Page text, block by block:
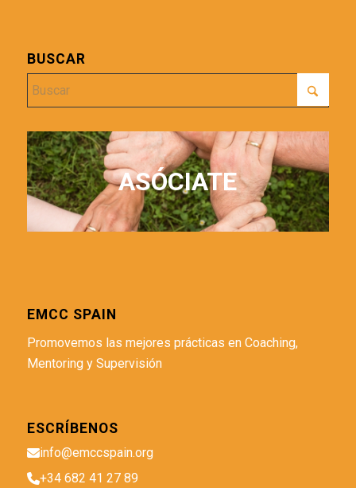
BUSCAR
ASÓCIATE
EMCC SPAIN
Promovemos las mejores prácticas en Coaching,
Mentoring y Supervisión
ESCRÍBENOS
info@emccspain.org
+34 682 41 27 89